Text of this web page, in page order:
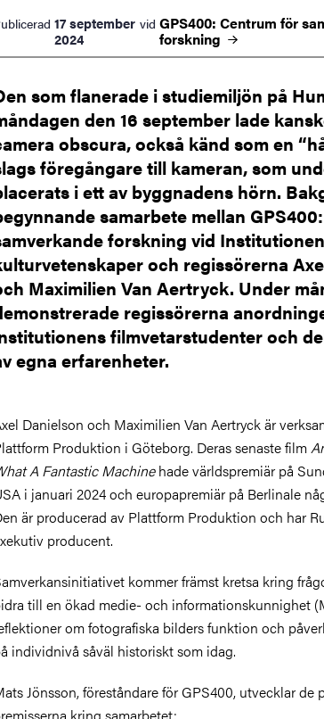
17 september
2024
vid GPS400: Centrum för
forskning
som flanerade i studiemiljön på
den 16 september lade
obscura, också känd som en
föregångare till kameran, som
i ett av byggnadens hörn.
samarbete mellan
forskning vid
och regissörerna
Maximilien Van Aertryck. Under
regissörerna
filmvetarstudenter och
egna erfarenheter.
Danielson och Maximilien Van Aertryck är
Produktion i Göteborg. Deras senaste film
A Fantastic Machinehade världspremiär på
i januari 2024 och europapremiär på Berlinale
är producerad av Plattform Produktion och har
producent.
kommer främst kretsa kring
till en ökad medie- och informationskunnighet
om fotografiska bilders funktion och
individnivå såväl historiskt som idag.
Jönsson, föreståndare för GPS400, utvecklar de
kring samarbetet: